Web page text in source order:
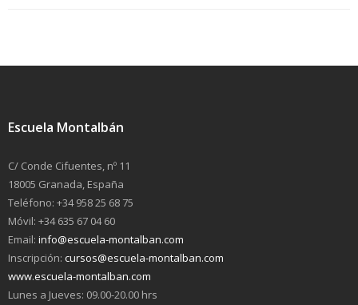
Escuela Montalbán
C/ Conde Cifuentes, nº 11
18005 Granada, España
Teléfono: +34 958 25 68 75
Móvil: +34 635 67 04 60
Email: info@escuela-montalban.com
Inscripción: cursos@escuela-montalban.com
www.escuela-montalban.com
Lunes a Jueves: 09.00-20.00 hrs